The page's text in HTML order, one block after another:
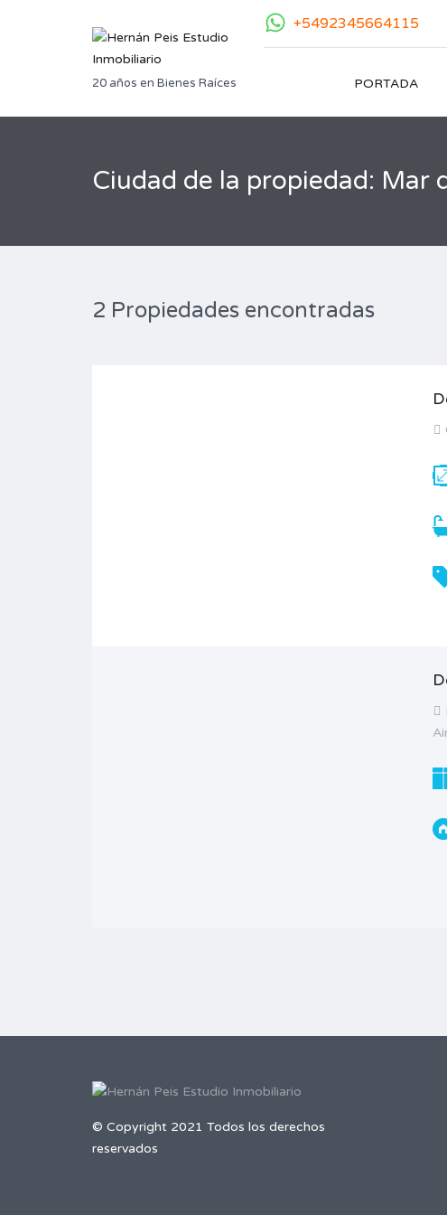
20 años en Bienes Raíces
+5492345664115
PORTADA
Ciudad de la propiedad: Mar
2 Propiedades encontradas
© Copyright 2021 Todos los derechos
reservados